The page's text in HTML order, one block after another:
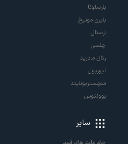
بارسلونا
بایرن مونیخ
آرسنال
چلسی
رئال مادرید
لیورپول
منچستریونایتد
یوونتوس
سایر